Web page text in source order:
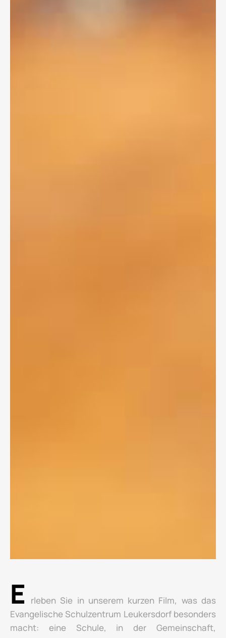
E
rleben Sie in unserem kurzen Film, was das
Evangelische Schulzentrum Leukersdorf besonders
macht: eine Schule, in der Gemeinschaft,